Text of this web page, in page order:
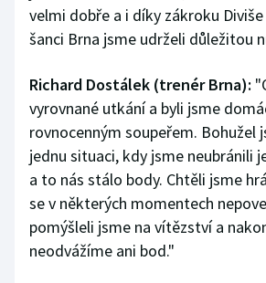
velmi dobře a i díky zákroku
šanci Brna jsme udrželi důležitou
Richard Dostálek (trenér Brna):
vyrovnané utkání a byli jsme
rovnocenným soupeřem. Bohužel
jednu situaci, kdy jsme neubránili
a to nás stálo body. Chtěli jsme
se v některých momentech
pomýšleli jsme na vítězství a
neodvážíme ani bod."